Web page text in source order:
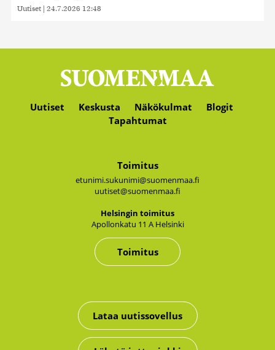
Uutiset | 24.7.2026 12:48
Uutiset Keskusta Näkökulmat
Blogit
Tapahtumat
Toimitus
etunimi.sukunimi@suomenmaa.fi
uutiset@suomenmaa.fi
Hel­sin­gin toi­mi­tus
Apol­lon­ka­tu 11 A Hel­sin­ki
Toimitus
Lataa uutissovellus